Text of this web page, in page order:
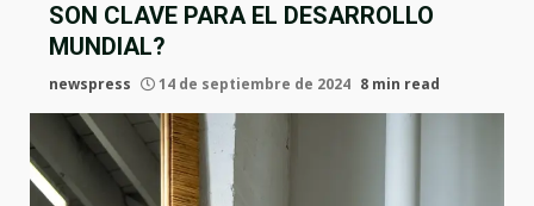
SON CLAVE PARA EL DESARROLLO
MUNDIAL?
newspress 14 de septiembre de 2024 8 min read